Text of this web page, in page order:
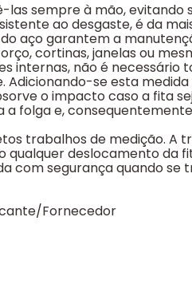
sempre à mão,
ao desgaste, é da
aço garantem a
cortinas, janelas ou
internas, não é
Adicionando-se esta
o impacto caso a fita
folga e,
trabalhos de medição.
deslocamento da
com segurança quando
Fornecedor